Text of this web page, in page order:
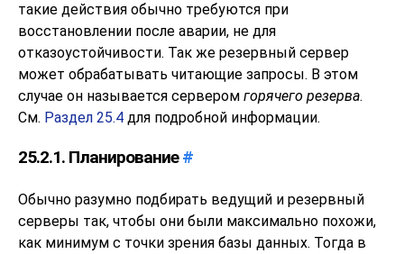
такие действия обычно требуются при
восстановлении после аварии, не для
отказоустойчивости. Так же резервный сервер
может обрабатывать читающие запросы. В этом
случае он называется сервером горячего резерва.
См. Раздел 25.4 для подробной информации.
25.2.1. Планирование#
Обычно разумно подбирать ведущий и резервный
серверы так, чтобы они были максимально похожи,
как минимум с точки зрения базы данных. Тогда в